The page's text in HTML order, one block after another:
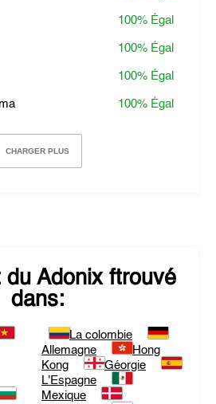
100% Égal
100% Égal
100% Égal
100% Égal
CHARGER PLUS
du Adonixftrouvé
dans:
La colombie
Allemagne
Hong
Kong
Géorgie
L'Espagne
Mexique